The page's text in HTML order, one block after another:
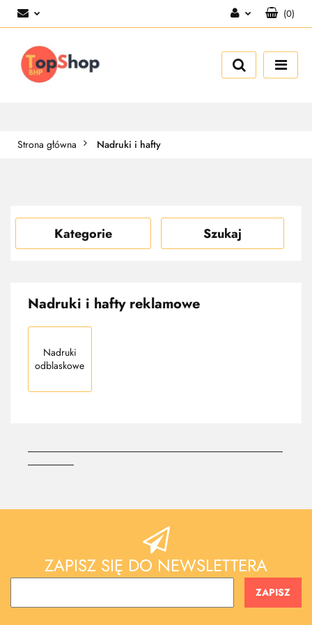
Zarejestruj się
(0)
Strona główna Nadruki i hafty
Kategorie Szukaj
Nadruki i hafty reklamowe
Nadruki
odblaskowe
--------------------------------------------------------------------------------------------------------------------------
----------------------
ZAPISZ SIĘ DO NEWSLETTERA